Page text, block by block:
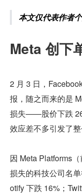
本文仅代表作者
Meta 创下
2 月 3 日，
报，随之而来的是
损失——股价下跌
效应差不多引发了整
因 Meta Platforms
损失的科技公司名
otify 下跌 16%；